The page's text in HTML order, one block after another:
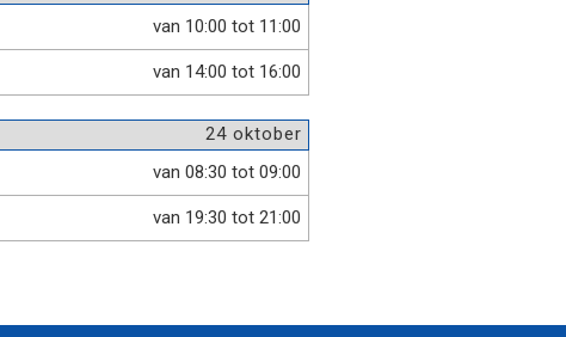
van 10:00 tot 11:00
van 14:00 tot 16:00
24 oktober
van 08:30 tot 09:00
van 19:30 tot 21:00